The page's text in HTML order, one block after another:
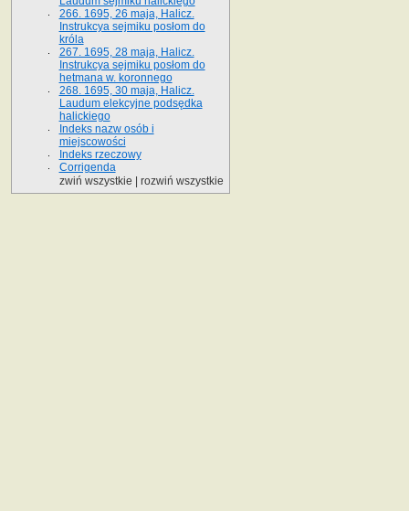
266. 1695, 26 maja, Halicz.
Instrukcya sejmiku posłom do
króla
267. 1695, 28 maja, Halicz.
Instrukcya sejmiku posłom do
hetmana w. koronnego
268. 1695, 30 maja, Halicz.
Laudum elekcyjne podsędka
halickiego
Indeks nazw osób i
miejscowości
Indeks rzeczowy
Corrigenda
zwiń wszystkie
rozwiń wszystkie